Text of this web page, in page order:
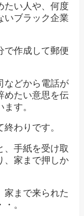
たい人や、何度
いブラック企業
で作成して郵便
などから電話が
めたい意思を伝
す。
わりです。
、手紙を受け取
、家まで押しか
家まで来られた
。